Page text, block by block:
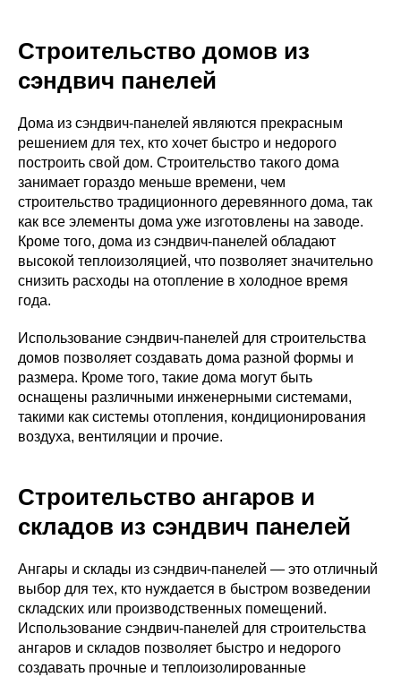
Строительство домов из
сэндвич панелей
Дома из сэндвич-панелей являются прекрасным
решением для тех, кто хочет быстро и недорого
построить свой дом. Строительство такого дома
занимает гораздо меньше времени, чем
строительство традиционного деревянного дома, так
как все элементы дома уже изготовлены на заводе.
Кроме того, дома из сэндвич-панелей обладают
высокой теплоизоляцией, что позволяет значительно
снизить расходы на отопление в холодное время
года.
Использование сэндвич-панелей для строительства
домов позволяет создавать дома разной формы и
размера. Кроме того, такие дома могут быть
оснащены различными инженерными системами,
такими как системы отопления, кондиционирования
воздуха, вентиляции и прочие.
Строительство ангаров и
складов из сэндвич панелей
Ангары и склады из сэндвич-панелей — это отличный
выбор для тех, кто нуждается в быстром возведении
складских или производственных помещений.
Использование сэндвич-панелей для строительства
ангаров и складов позволяет быстро и недорого
создавать прочные и теплоизолированные